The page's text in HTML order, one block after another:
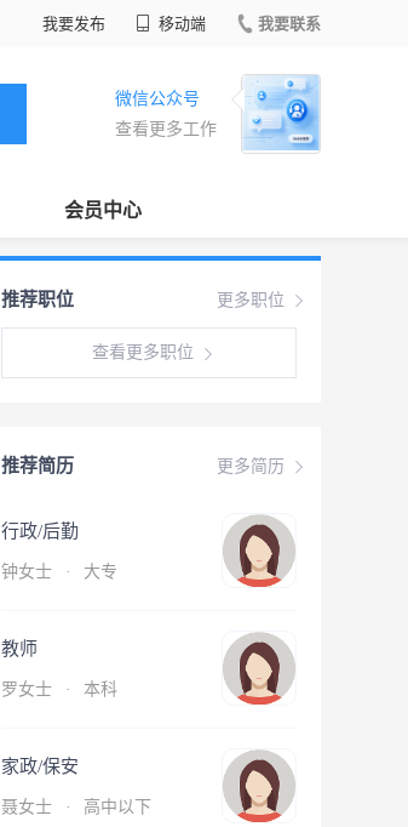
我要发布 移动端 我要联系
微信公众号
查看更多工作
会员中心
更多职位
推荐职位
查看更多职位
更多简历
推荐简历
行政/后勤
钟女士 · 大专
教师
罗女士 · 本科
家政/保安
聂女士 · 高中以下